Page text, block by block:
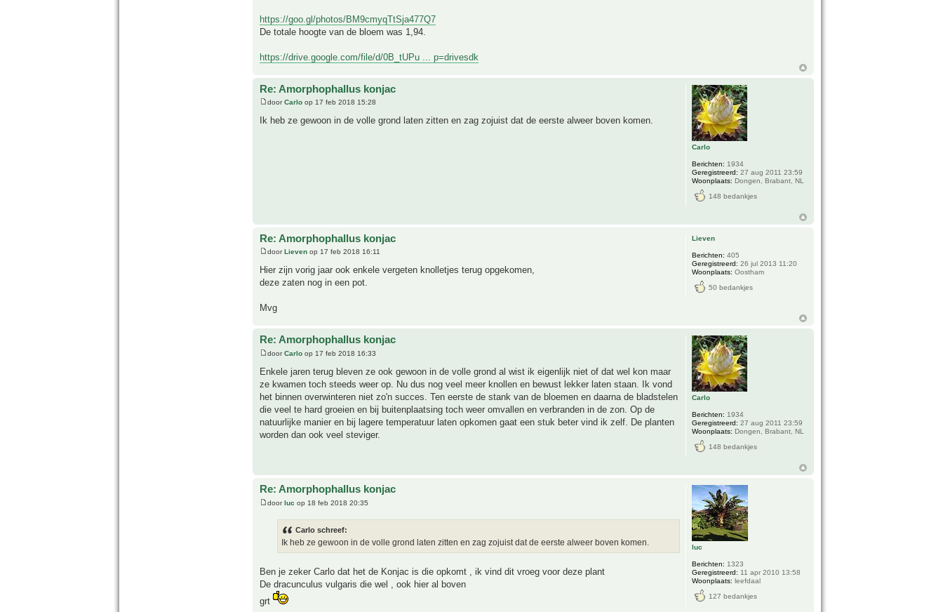
https://goo.gl/photos/BM9cmyqTtSja477Q7
De totale hoogte van de bloem was 1,94.
https://drive.google.com/file/d/0B_tUPu ... p=drivesdk
Re: Amorphophallus konjac
doorCarlo op 17 feb 2018 15:28
Ik heb ze gewoon in de volle grond laten zitten en zag zojuist dat de eerste alweer boven komen.
Carlo
Berichten: 1934
Geregistreerd: 27 aug 2011 23:59
Woonplaats: Dongen, Brabant, NL
148 bedankjes
Re: Amorphophallus konjac
doorLieven op 17 feb 2018 16:11
Hier zijn vorig jaar ook enkele vergeten knolletjes terug opgekomen,
deze zaten nog in een pot.
Mvg
Lieven
Berichten: 405
Geregistreerd: 26 jul 2013 11:20
Woonplaats: Oostham
50 bedankjes
Re: Amorphophallus konjac
doorCarlo op 17 feb 2018 16:33
Enkele jaren terug bleven ze ook gewoon in de volle grond al wist ik eigenlijk niet of dat wel kon maar
ze kwamen toch steeds weer op. Nu dus nog veel meer knollen en bewust lekker laten staan. Ik vond
het binnen overwinteren niet zo'n succes. Ten eerste de stank van de bloemen en daarna de bladstelen
die veel te hard groeien en bij buitenplaatsing toch weer omvallen en verbranden in de zon. Op de
natuurlijke manier en bij lagere temperatuur laten opkomen gaat een stuk beter vind ik zelf. De planten
worden dan ook veel steviger.
Carlo
Berichten: 1934
Geregistreerd: 27 aug 2011 23:59
Woonplaats: Dongen, Brabant, NL
148 bedankjes
Re: Amorphophallus konjac
doorluc op 18 feb 2018 20:35
Carlo schreef:
Ik heb ze gewoon in de volle grond laten zitten en zag zojuist dat de eerste alweer boven komen.
Ben je zeker Carlo dat het de Konjac is die opkomt , ik vind dit vroeg voor deze plant
De dracunculus vulgaris die wel , ook hier al boven
grt
luc
Berichten: 1323
Geregistreerd: 11 apr 2010 13:58
Woonplaats: leefdaal
127 bedankjes